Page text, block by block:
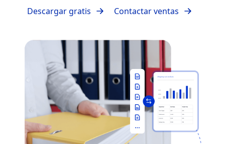
Descargar gratis Contactar ventas